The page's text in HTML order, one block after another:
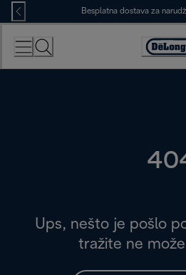
Skip
to
Content
Besplatna dostava za
Ups, nešto je pošlo
tražite ne